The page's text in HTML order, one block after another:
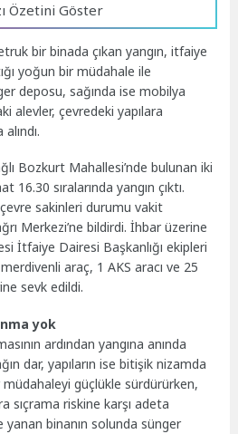
Özetini Göster
bir binada çıkan yangın, itfaiye
yoğun bir müdahale ile
deposu, sağında ise mobilya
alevler, çevredeki yapılara
Bozkurt Mahallesi’nde bulunan iki
16.30 sıralarında yangın çıktı.
sakinleri durumu vakit
Merkezi’ne bildirdi. İhbar üzerine
İtfaiye Dairesi Başkanlığı ekipleri
araç, 1 AKS aracı ve 25
sevk edildi.
yok
ardından yangına anında
dar, yapıların ise bitişik nizamda
güçlükle sürdürürken,
sıçrama riskine karşı adeta
yanan binanın solunda sünger